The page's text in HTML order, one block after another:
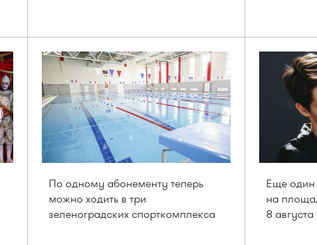
По одному абонементу теперь
можно ходить в три
зеленоградских спорткомплекса
Еще один
на
8 августа